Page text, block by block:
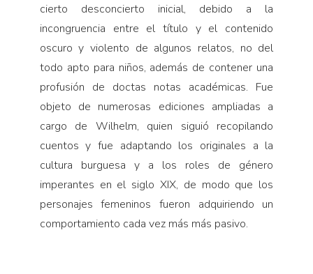
cierto desconcierto inicial, debido a la
incongruencia entre el título y el contenido
oscuro y violento de algunos relatos, no del
todo apto para niños, además de contener una
profusión de doctas notas académicas. Fue
objeto de numerosas ediciones ampliadas a
cargo de Wilhelm, quien siguió recopilando
cuentos y fue adaptando los originales a la
cultura burguesa y a los roles de género
imperantes en el siglo XIX, de modo que los
personajes femeninos fueron adquiriendo un
comportamiento cada vez más más pasivo.